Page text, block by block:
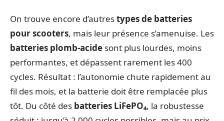
On trouve encore d’autrestypes de batteries
pour scooters, mais leur présence s’amenuise. Les
batteries plomb-acide sont plus lourdes, moins
performantes, et dépassent rarement les 400
cycles. Résultat : l’autonomie chute rapidement au
fil des mois, et la batterie doit être remplacée plus
tôt. Du côté des batteries LiFePO₄, la robustesse